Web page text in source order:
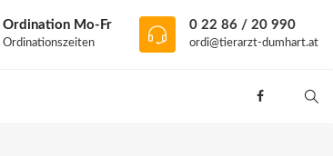
Ordination Mo-Fr
Ordinationszeiten
0 22 86 / 20 990
ordi@tierarzt-dumhart.at